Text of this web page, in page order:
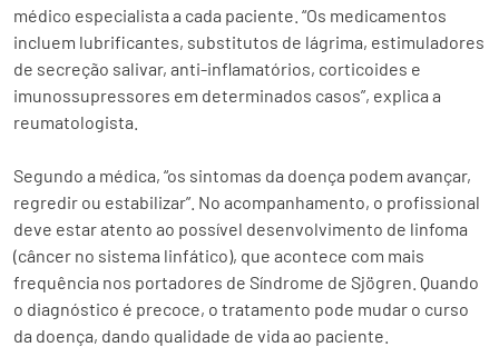
médico especialista a cada paciente. “Os medicamentos
incluem lubrificantes, substitutos de lágrima, estimuladores
de secreção salivar, anti-inflamatórios, corticoides e
imunossupressores em determinados casos”, explica a
reumatologista.
Segundo a médica, “os sintomas da doença podem avançar,
regredir ou estabilizar”. No acompanhamento, o profissional
deve estar atento ao possível desenvolvimento de linfoma
(câncer no sistema linfático), que acontece com mais
frequência nos portadores de Síndrome de Sjögren. Quando
o diagnóstico é precoce, o tratamento pode mudar o curso
da doença, dando qualidade de vida ao paciente.